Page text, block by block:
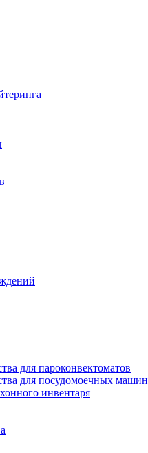
для пароконвектоматов
для посудомоечных машин
инвентаря